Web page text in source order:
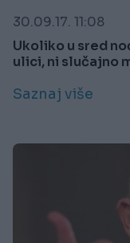
30.09.17. 11:08
Ukoliko u sred
ulici, ni slučajno
Saznaj više